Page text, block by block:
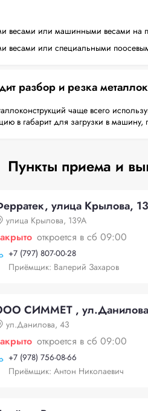
весами или машинными весами на
весами или специальными
разбор и резка
чаще всего
в габарит для загрузки в
Пункты приема и
улица Крылова,
улица Крылова, 139А
откроется в сб 09:00
+7 (797) 807-00-28
Приёмщик: Валерий Захаров
СИММЕТ ,
ул.Данилова, 43
откроется в сб 09:00
+7 (978) 756-08-66
Приёмщик: Антон Николаевич